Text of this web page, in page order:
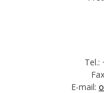
Tel.:
E-mail: